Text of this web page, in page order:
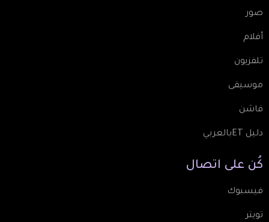
صور
أفلام
تلفزيون
موسيقى
فاشن
دليل ETبالعربي
كُن على اتصال
فيسبوك
تويتر